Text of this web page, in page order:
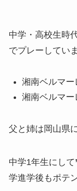
中学・高校生時代
でプレーしていま
湘南ベルマー
湘南ベルマー
父と姉は岡山県
中学1年生にして
学進学後もポテ